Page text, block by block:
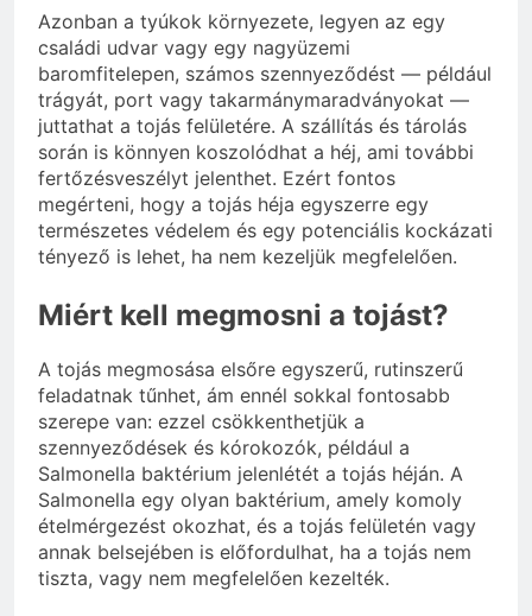
Azonban a tyúkok környezete, legyen az egy
családi udvar vagy egy nagyüzemi
baromfitelepen, számos szennyeződést — például
trágyát, port vagy takarmánymaradványokat —
juttathat a tojás felületére. A szállítás és tárolás
során is könnyen koszolódhat a héj, ami további
fertőzésveszélyt jelenthet. Ezért fontos
megérteni, hogy a tojás héja egyszerre egy
természetes védelem és egy potenciális kockázati
tényező is lehet, ha nem kezeljük megfelelően.
Miért kell megmosni a tojást?
A tojás megmosása elsőre egyszerű, rutinszerű
feladatnak tűnhet, ám ennél sokkal fontosabb
szerepe van: ezzel csökkenthetjük a
szennyeződések és kórokozók, például a
Salmonella baktérium jelenlétét a tojás héján. A
Salmonella egy olyan baktérium, amely komoly
ételmérgezést okozhat, és a tojás felületén vagy
annak belsejében is előfordulhat, ha a tojás nem
tiszta, vagy nem megfelelően kezelték.